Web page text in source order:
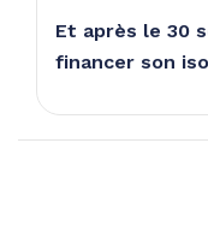
Et après le 30
financer son